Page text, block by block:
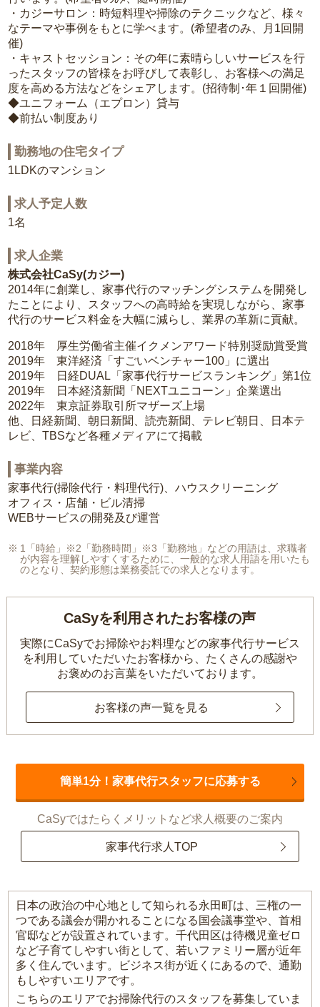
・カジーサロン：時短料理や掃除のテクニックなど、様々
なテーマや事例をもとに学べます。(希望者のみ、月1回開
催)
・キャストセッション：その年に素晴らしいサービスを行
ったスタッフの皆様をお呼びして表彰し、お客様への満足
度を高める方法などをシェアします。(招待制･年１回開催)
◆ユニフォーム（エプロン）貸与
◆前払い制度あり
勤務地の住宅タイプ
1LDKのマンション
求人予定人数
1名
求人企業
株式会社CaSy(カジー)
2014年に創業し、家事代行のマッチングシステムを開発し
たことにより、スタッフへの高時給を実現しながら、家事
代行のサービス料金を大幅に減らし、業界の革新に貢献。
2018年 厚生労働省主催イクメンアワード特別奨励賞受賞
2019年 東洋経済「すごいベンチャー100」に選出
2019年 日経DUAL「家事代行サービスランキング」第1位
2019年 日本経済新聞「NEXTユニコーン」企業選出
2022年 東京証券取引所マザーズ上場
他、日経新聞、朝日新聞、読売新聞、テレビ朝日、日本テ
レビ、TBSなど各種メディアにて掲載
事業内容
家事代行(掃除代行・料理代行)、ハウスクリーニング
オフィス・店舗・ビル清掃
WEBサービスの開発及び運営
1「時給」※2「勤務時間」※3「勤務地」などの用語は、求職者
が内容を理解しやすくするために、一般的な求人用語を用いたも
のとなり、契約形態は業務委託での求人となります。
CaSyを利用されたお客様の声
実際にCaSyでお掃除やお料理などの家事代行サービス
を利用していただいたお客様から、 たくさんの感謝や
お褒めのお言葉をいただいております。
お客様の声一覧を見る
簡単1分！家事代行スタッフに応募する
CaSyではたらくメリットなど求人概要のご案内
家事代行求人TOP
日本の政治の中心地として知られる永田町は、三権の一
つである議会が開かれることになる国会議事堂や、首相
官邸などが設置されています。千代田区は待機児童ゼロ
など子育てしやすい街として、若いファミリー層が近年
多く住んでいます。ビジネス街が近くにあるので、通勤
もしやすいエリアです。
こちらのエリアでお掃除代行のスタッフを募集していま